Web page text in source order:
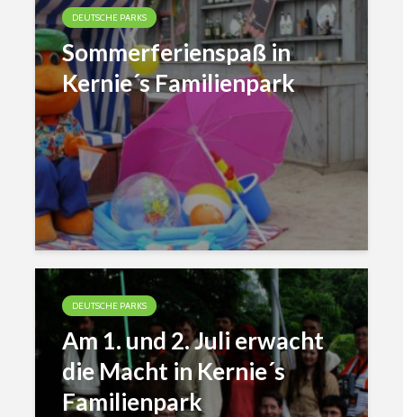
DEUTSCHE PARKS
Sommerferienspaß in
Kernie´s Familienpark
DEUTSCHE PARKS
Am 1. und 2. Juli erwacht
die Macht in Kernie´s
Familienpark